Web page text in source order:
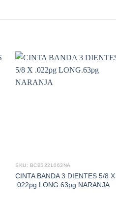
SKU: BCB322L063NA
CINTA BANDA 3 DIENTES 5/8 X
.022pg LONG.63pg NARANJA